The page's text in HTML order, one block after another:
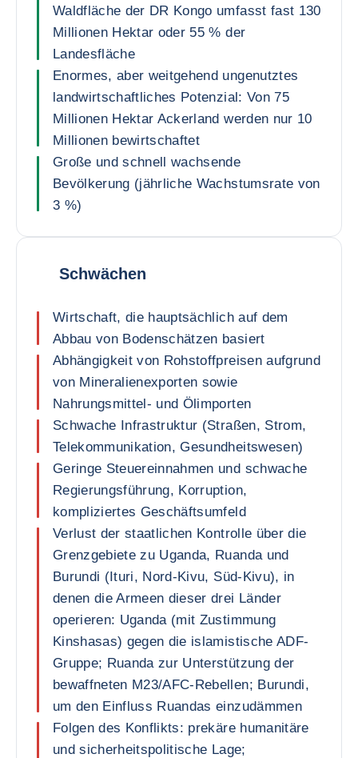
Waldfläche der DR Kongo umfasst fast 130
Millionen Hektar oder 55 % der
Landesfläche
Enormes, aber weitgehend ungenutztes
landwirtschaftliches Potenzial: Von 75
Millionen Hektar Ackerland werden nur 10
Millionen bewirtschaftet
Große und schnell wachsende
Bevölkerung (jährliche Wachstumsrate von
3 %)
Schwächen
Wirtschaft, die hauptsächlich auf dem
Abbau von Bodenschätzen basiert
Abhängigkeit von Rohstoffpreisen aufgrund
von Mineralienexporten sowie
Nahrungsmittel- und Ölimporten
Schwache Infrastruktur (Straßen, Strom,
Telekommunikation, Gesundheitswesen)
Geringe Steuereinnahmen und schwache
Regierungsführung, Korruption,
kompliziertes Geschäftsumfeld
Verlust der staatlichen Kontrolle über die
Grenzgebiete zu Uganda, Ruanda und
Burundi (Ituri, Nord-Kivu, Süd-Kivu), in
denen die Armeen dieser drei Länder
operieren: Uganda (mit Zustimmung
Kinshasas) gegen die islamistische ADF-
Gruppe; Ruanda zur Unterstützung der
bewaffneten M23/AFC-Rebellen; Burundi,
um den Einfluss Ruandas einzudämmen
Folgen des Konflikts: prekäre humanitäre
und sicherheitspolitische Lage;